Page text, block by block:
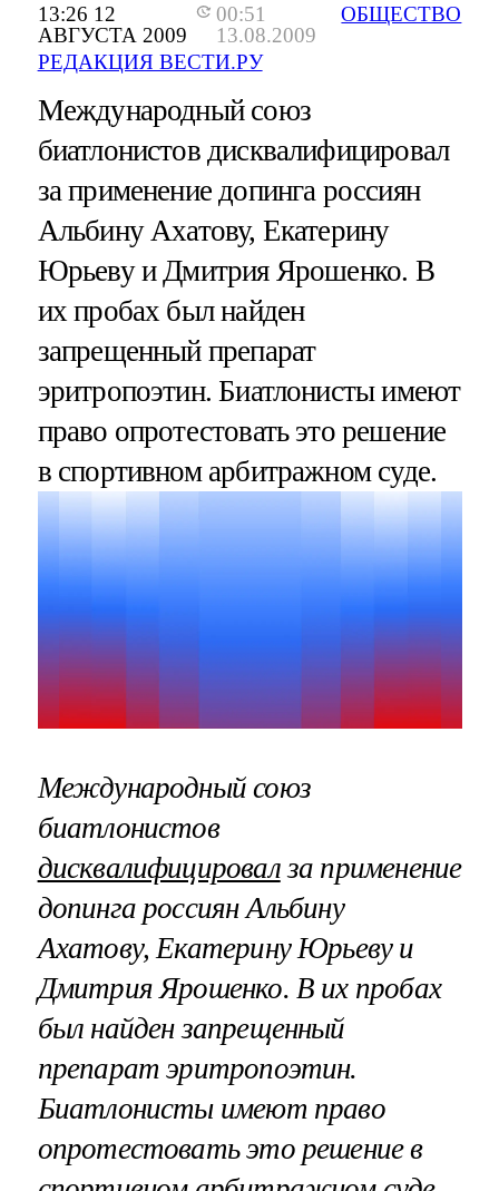
13:26 12
АВГУСТА 2009
00:51
13.08.2009
РЕДАКЦИЯ ВЕСТИ.РУ
ОБЩЕСТВО
Международный союз
биатлонистов дисквалифицировал
за применение допинга россиян
Альбину Ахатову, Екатерину
Юрьеву и Дмитрия Ярошенко. В
их пробах был найден
запрещенный препарат
эритропоэтин. Биатлонисты имеют
право опротестовать это решение
в спортивном арбитражном суде.
Международный союз
биатлонистов
дисквалифицировалза применение
допинга россиян Альбину
Ахатову, Екатерину Юрьеву и
Дмитрия Ярошенко. В их пробах
был найден запрещенный
препарат эритропоэтин.
Биатлонисты имеют право
опротестовать это решение в